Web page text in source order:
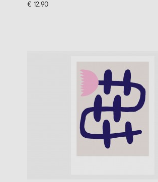
€ 12,90